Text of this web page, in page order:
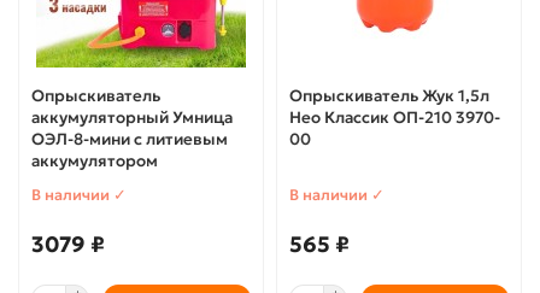
Опрыскиватель
аккумуляторный Умница
ОЭЛ-8-мини с литиевым
аккумулятором
В наличии ✓
3079 ₽
Опрыскиватель Жук 1,5л
Нео Классик ОП-210 3970-
00
В наличии ✓
565 ₽